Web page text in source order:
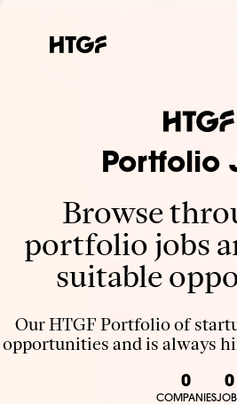
Portfolio
Browse
portfolio jobs
suitable
Our HTGF Portfolio of
opportunities and is always
0
COMPANIES
0